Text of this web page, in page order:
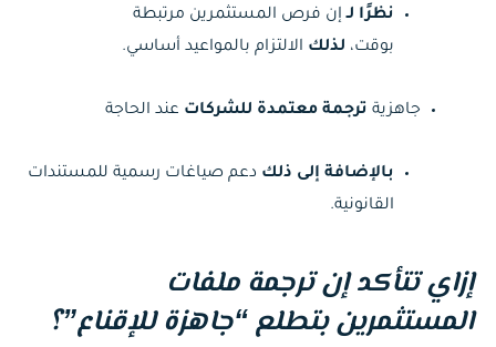
نظرًا لـإن فرص المستثمرين مرتبطة
بوقت، لذلك الالتزام بالمواعيد أساسي.
جاهزية ترجمة معتمدة للشركات عند الحاجة
بالإضافة إلى ذلك دعم صياغات رسمية للمستندات
القانونية.
إزاي تتأكد إن ترجمة ملفات
المستثمرين بتطلع “جاهزة للإقناع”؟